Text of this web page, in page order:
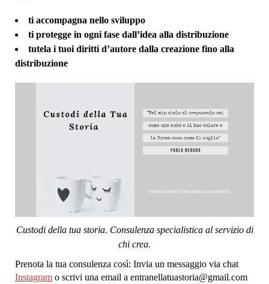
ti accompagna nello sviluppo
ti protegge in ogni fase dall’idea alla distribuzione
tutela i tuoi diritti d’autore dalla creazione fino alla
distribuzione
Custodi della tua storia. Consulenza specialistica al servizio di
chi crea.
Prenota la tua consulenza così: Invia un messaggio via chat
Instagram o scrivi una email a entranellatuastoria@gmail.com